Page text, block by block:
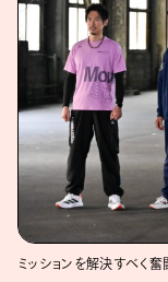
ミッションを解決すべく